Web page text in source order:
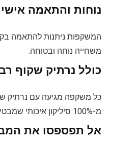
נוחות והתאמה
המשקפות ניתנות להתאמה
משחייה נוחה ובטוחה.
כולל נרתיק שקוף
כל משקפה מגיעה עם נרתיק
מ-100% סיליקון איכותי שמבטיח עמידות ושימוש נוח.
אל תפספסו את